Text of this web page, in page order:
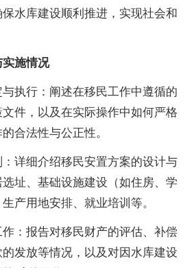
水库建设顺利推进，实现社会和
施情况
执行：阐述在移民工作中遵循的
件，以及在实际操作中如何严格
合法性与公正性。
详细介绍移民安置方案的设计与
址、基础设施建设（如住房、学
产用地安排、就业培训等。
：报告对移民财产的评估、补偿
发放等情况，以及对因水库建设